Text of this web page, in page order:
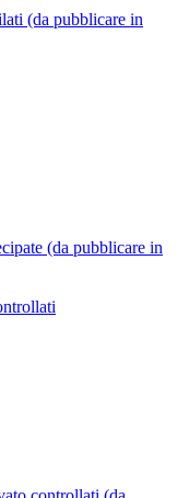
(da pubblicare in
(da pubblicare in